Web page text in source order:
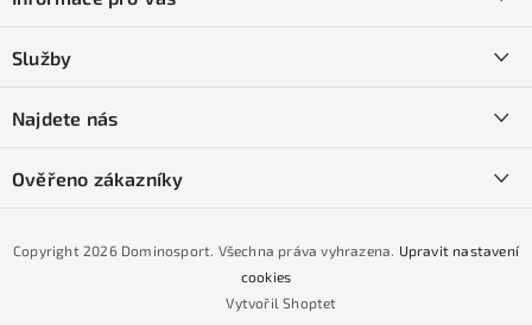
p
Obchodní podmínky
Podmínky GDPR
Podmínky nákupu na splátky ESSOX
Služby
Naše prodejna
Najdete nás
Ověřeno zákazníky
Vytvořil Shoptet
Copyright 2026 Dominosport. Všechna práva vyhrazena. Upravit nastavení
cookies